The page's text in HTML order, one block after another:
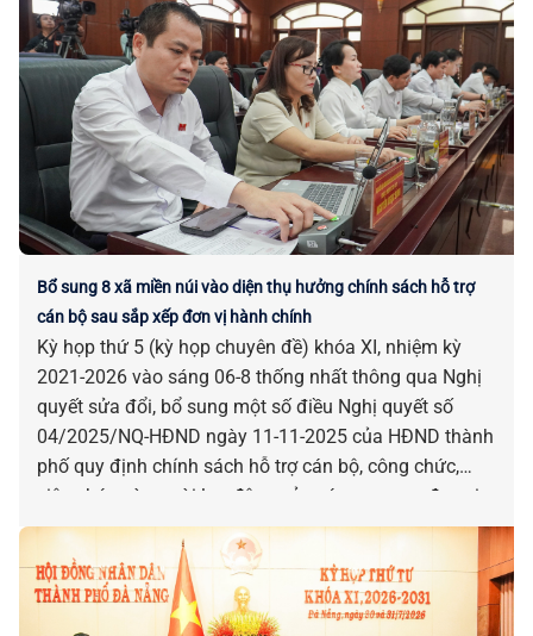
Bổ sung 8 xã miền núi vào diện thụ hưởng chính sách hỗ trợ
cán bộ sau sắp xếp đơn vị hành chính
Kỳ họp thứ 5 (kỳ họp chuyên đề) khóa XI, nhiệm kỳ
2021-2026 vào sáng 06-8 thống nhất thông qua Nghị
quyết sửa đổi, bổ sung một số điều Nghị quyết số
04/2025/NQ-HĐND ngày 11-11-2025 của HĐND thành
phố quy định chính sách hỗ trợ cán bộ, công chức,
viên chức và người lao động của các cơ quan, đơn vị
bị tác động, ảnh hưởng do sắp xếp đơn vị hành chính.